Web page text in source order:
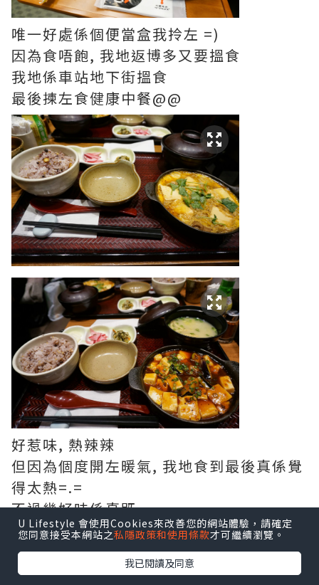
唯一好處係個便當盒我拎左 =)
因為食唔飽, 我地返博多又要搵食
我地係車站地下街搵食
最後揀左食健康中餐@@
好惹味, 熱辣辣
但因為個度開左暖氣, 我地食到最後真係覺
得太熱=.=
不過幾好味係真既
食飽飽都完左呢日既行程啦, 好滿足呀 =)
U Lifestyle 會使用Cookies來改善您的網站體驗，請確定
您同意接受本網站之私隱政策和使用條款才可繼續瀏覽。
我已閱讀及同意